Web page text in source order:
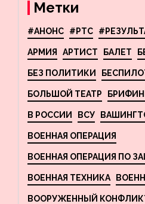
Метки
#АНОНС #РТС
АРМИЯ АРТИСТ БАЛЕТ
БЕЗ ПОЛИТИКИ
БОЛЬШОЙ ТЕАТР
В РОССИИ ВСУ
ВОЕННАЯ ОПЕРАЦИЯ
ВОЕННАЯ ОПЕРАЦИЯ ПО
ВОЕННАЯ ТЕХНИКА
ВООРУЖЕННЫЙ